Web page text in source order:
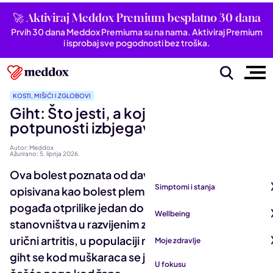
🚀 Aktiviraj Meddox Premium besplatno 30 dana
Prvih 30 dana Meddox Premiuma su na nama. Aktiviraj Premium
i isprobaj sve pogodnosti bez troška.
Simptomi i stanja
Bubrezi i mokraćni sustav
Dišni sustav
Wellbeing
Moje zdravlje
Pogledaj sve iz kategorije
U fokusu
KOSTI, MIŠIĆI I ZGLOBOVI
Giht: Što jesti, a koje namirnice u
potpunosti izbjegavati?
Autor: Meddox
Ažurirano: 5. lipnja 2026.
Ova bolest poznata od davnina u antičko je doba
opisivana kao bolest plemstva i kraljeva, a danas
pogađa otprilike jedan do dva posto odraslog
stanovništva u razvijenim zemljama. Poznat i kao
urični artritis, u populaciji mlađoj od 45 godina
giht se kod muškaraca se javlja čak četiri puta